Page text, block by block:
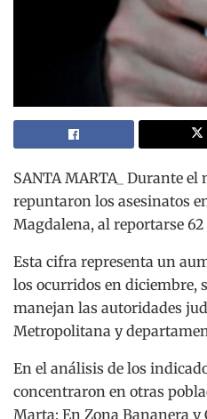
SANTA MARTA_ Durante el
repuntaron los asesinatos
Magdalena, al reportarse
Esta cifra representa un
los ocurridos en diciembre,
manejan las autoridades
Metropolitana y
En el análisis de los
concentraron en otras
Marta: En Zona Bananera y